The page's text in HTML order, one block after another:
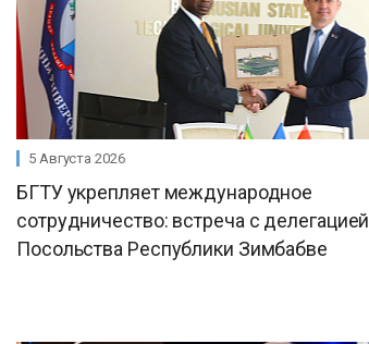
5 Августа 2026
БГТУ укрепляет международное
сотрудничество: встреча с делегацией
Посольства Республики Зимбабве